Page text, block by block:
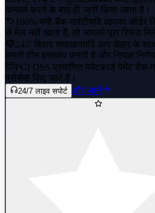
कन्फर्म करने के बाद ही जारी किया जाता है।
100% मनी-बैक गारंटीयदि आपका ऑर्डर
से मेल नहीं खाता है, तो आपको पूरा रिफंड
24/7 विवाद समाधानयदि आप सेलर के साथ
हमारी टीम हस्तक्षेप करती है और निष्पक्ष
PCI DSS प्रमाणित पेमेंटकार्ड पेमेंट बैंक-
प्रोसेस किए जाते हैं।
24/7 लाइव सपोर्ट और जानें